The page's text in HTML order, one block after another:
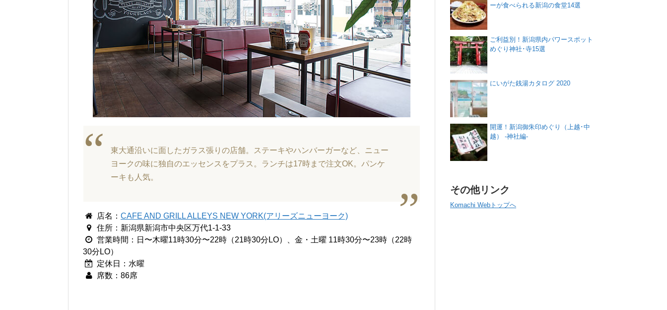
東大通沿いに面したガラス張りの店舗。ステーキやハンバーガーなど、ニュー
ヨークの味に独自のエッセンスをプラス。ランチは17時まで注文OK。パンケ
ーキも人気。
店名： CAFE AND GRILL ALLEYS NEW YORK(アリーズニューヨーク)
住所：新潟県新潟市中央区万代1-1-33
営業時間：日〜木曜11時30分〜22時（21時30分LO）、金・土曜 11時30分〜23時（22時
30分LO）
定休日：水曜
席数：86席
ーが食べられる新潟の食堂14選
ご利益別！新潟県内パワースポット
めぐり神社･寺15選
にいがた銭湯カタログ 2020
開運！新潟御朱印めぐり（上越･中
越） -神社編-
その他リンク
Komachi Webトップへ